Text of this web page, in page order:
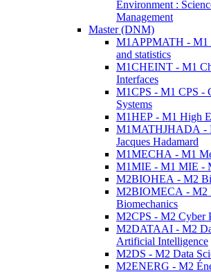
Environment :
Management
Master (DNM)
M1APPMATH - M1
and statistics
M1CHEINT - M1
Interfaces
M1CPS - M1 CPS -
Systems
M1HEP - M1 High
M1MATHJHADA -
Jacques Hadamard
M1MECHA - M1
M1MIE - M1 MIE -
M2BIOHEA - M2
M2BIOMECA - M2
Biomechanics
M2CPS - M2 Cyber
M2DATAAI - M2
Artificial Intelligence
M2DS - M2 Data
M2ENERG - M2